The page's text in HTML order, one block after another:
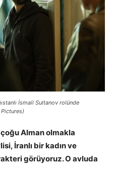
İsmail Sultanov rolünde
Alman olmakla
İranlı bir kadın ve
görüyoruz. O avluda